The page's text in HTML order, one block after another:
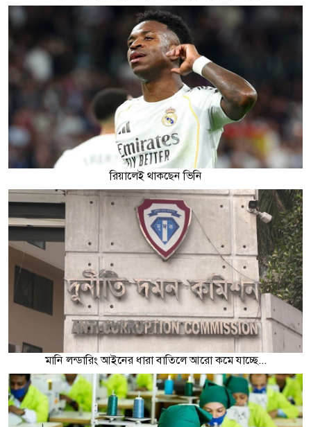
রিয়ালেই থাকছেন ভিনি
মানি লন্ডারিং আইনের ধারা বাতিলে আরো কমে যাচ্ছে...